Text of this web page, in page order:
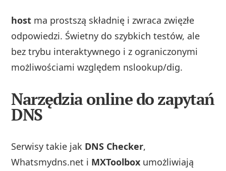
host ma prostszą składnię i zwraca zwięzłe
odpowiedzi. Świetny do szybkich testów, ale
bez trybu interaktywnego i z ograniczonymi
możliwościami względem nslookup/dig.
Narzędzia online do zapytań
DNS
Serwisy takie jak DNS Checker,
Whatsmydns.net i MXToolbox umożliwiają